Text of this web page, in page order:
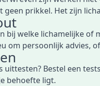
prikkel. Het zijn
bij welke lichamelijke
om persoonlijk advies,
uittesten? Bestel een
behoefte ligt.